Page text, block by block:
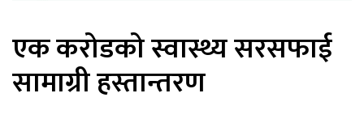
एक करोडको स्वास्थ्य सरसफाई
सामाग्री हस्तान्तरण